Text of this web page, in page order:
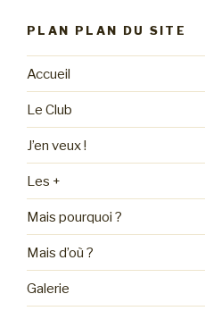
PLAN PLAN DU SITE
Accueil
Le Club
J’en veux !
Les +
Mais pourquoi ?
Mais d’où ?
Galerie